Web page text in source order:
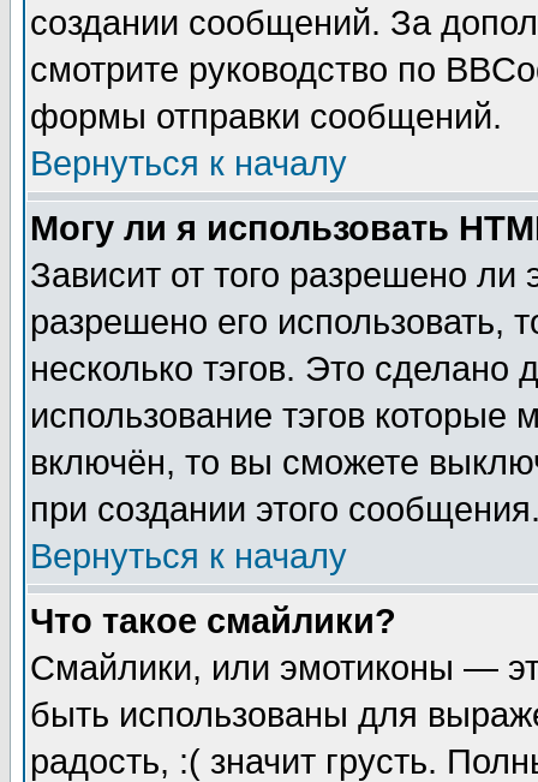
создании сообщений. За
смотрите руководство по
формы отправки сообщений.
Вернуться к началу
Могу ли я использовать
Зависит от того разрешено
разрешено его использовать,
несколько тэгов. Это сделано
использование тэгов
включён, то вы сможете
при создании этого
Вернуться к началу
Что такое смайлики?
Смайлики, или эмотиконы —
быть использованы для
радость, :( значит грусть.